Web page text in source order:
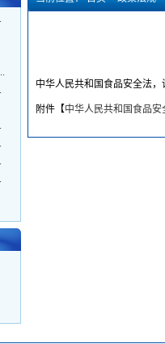
中华人民共和国食品安全法，
附件【中华人民共和国食品安